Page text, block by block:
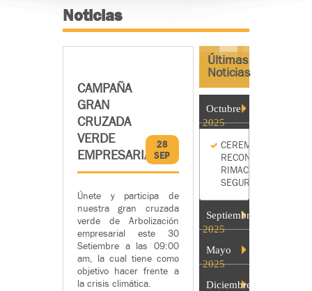
Noticias
CAMPAÑA
GRAN
CRUZADA
VERDE
EMPRESARIAL
28
SEP
Únete y participa de
nuestra gran cruzada
verde de Arbolización
empresarial este 30
Setiembre a las 09:00
am, la cual tiene como
objetivo hacer frente a
la crisis climática.
Últimas
Noticias
Octubre
2025
CEREMONIA
RECONOCIMIENTO
RIMAC
SEGUROS
Septiembre
2025
Mayo
2025
Diciembre